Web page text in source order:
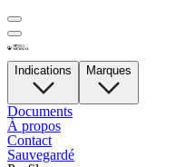
Indications Marques
Documents
À propos
Contact
Sauvegardé